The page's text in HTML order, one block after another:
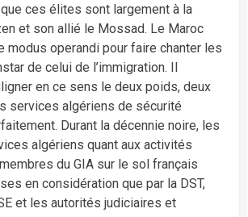
ces élites sont largement à la
et son allié le Mossad. Le Maroc
modus operandi pour faire chanter les
de celui de l’immigration. Il
en ce sens le deux poids, deux
services algériens de sécurité
Durant la décennie noire, les
algériens quant aux activités
du GIA sur le sol français
en considération que par la DST,
et les autorités judiciaires et